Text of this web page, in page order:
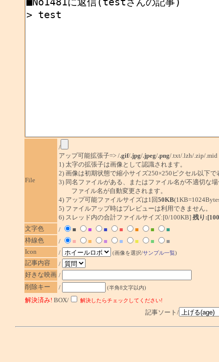
File
/
アップ可能拡張子=> /.gif/.jpg/.jpeg/.png/.txt/.lzh/.zip/.mid
1) 太字の拡張子は画像として認識されます。
2) 画像は初期状態で縮小サイズ250×250ピクセル以下で
3) 同名ファイルがある、またはファイル名が不適切な
ファイル名が自動変更されます。
4) アップ可能ファイルサイズは1回50KB
5) ファイルアップ時はプレビューは利用できません。
6) スレッド内の合計ファイルサイズ:[0/100KB] 残り
文字色
/ ■ ■ ■ ■ ■ ■
■
枠線色
/ ■ ■ ■ ■ ■ ■
■
Icon
/ (画像を選択/サンプル一覧)
記事内容
/
好きな映画 /
削除キー
/ (半角8文字以内)
解決済み! BOX/ 解決したらチェックしてください!
記事ソート/